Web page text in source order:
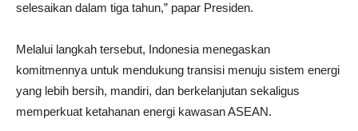
selesaikan dalam tiga tahun,” papar Presiden.
Melalui langkah tersebut, Indonesia menegaskan
komitmennya untuk mendukung transisi menuju sistem energi
yang lebih bersih, mandiri, dan berkelanjutan sekaligus
memperkuat ketahanan energi kawasan ASEAN.